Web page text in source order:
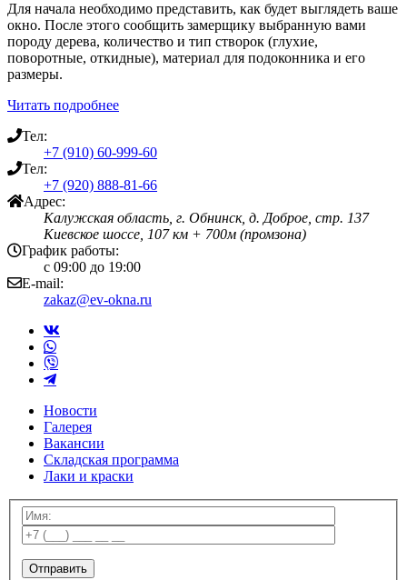
Для начала необходимо представить, как будет выглядеть ваше
окно. После этого сообщить замерщику выбранную вами
породу дерева, количество и тип створок (глухие,
поворотные, откидные), материал для подоконника и его
размеры.
Читать подробнее
Тел:
+7 (910) 60-999-60
Тел:
+7 (920) 888-81-66
Адрес:
Калужская область, г. Обнинск, д. Доброе, стр. 137
Киевское шоссе, 107 км + 700м (промзона)
График работы:
с 09:00 до 19:00
E-mail:
zakaz@ev-okna.ru
Новости
Галерея
Вакансии
Складская программа
Лаки и краски
Отправить